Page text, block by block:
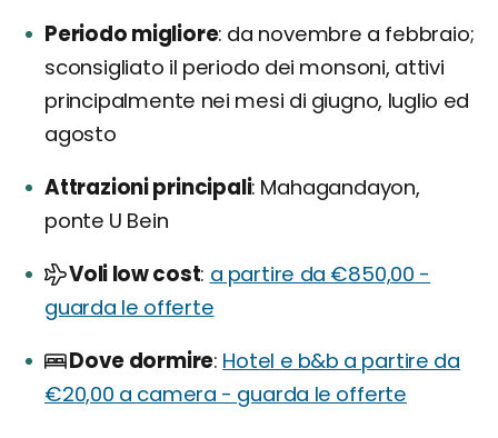
Periodo migliore da novembre a febbraio;
sconsigliato il periodo dei monsoni, attivi
principalmente nei mesi di giugno, luglio ed
agosto
Attrazioni principali Mahagandayon,
ponte U Bein
Voli low cost a partire da €850,00 -
guarda le offerte
Dove dormire Hotel e b&b a partire da
€20,00 a camera - guarda le offerte